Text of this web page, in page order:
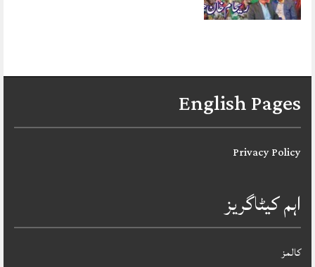
English Pages
Privacy Policy
اہم کیٹاگریز
کالمز